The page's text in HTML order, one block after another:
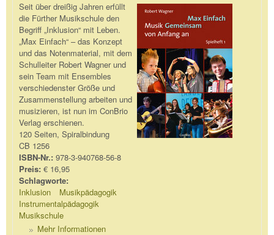
Seit über dreißig Jahren erfüllt
die Fürther Musikschule den
Begriff „Inklusion“ mit Leben.
„Max Einfach“ – das Konzept
und das Notenmaterial, mit dem
Schulleiter Robert Wagner und
sein Team mit Ensembles
verschiedenster Größe und
Zusammenstellung arbeiten und
musizieren, ist nun im ConBrio
Verlag erschienen.
120 Seiten, Spiralbindung
CB 1256
ISBN-Nr.: 978-3-940768-56-8
Preis: € 16,95
Schlagworte:
Inklusion
Musikpädagogik
Instrumentalpädagogik
Musikschule
Mehr Informationen